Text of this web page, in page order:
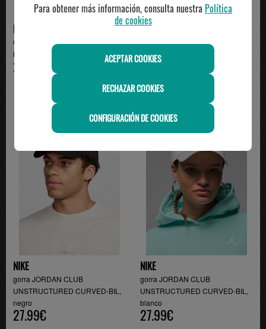
NIKE
Gorra Jordan Rise Visera Curva
Blanco HJ0627-13...
29.99€
NIKE
Gorra Jordan Metal Jumpman
Visera Curva Gris | ...
32.99€
NIKE
gorra JORDAN CLUB
UNSTRUCTURED CURVED-BIL,
negro
27.99€
NIKE
gorra JORDAN CLUB
UNSTRUCTURED CURVED-BIL,
blanco
27.99€
Para obtener más información, consulta nuestra Política
de cookies
ACEPTAR COOKIES
RECHAZAR COOKIES
CONFIGURACIÓN DE COOKIES